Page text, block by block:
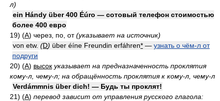
л)
ein Hándy über 400 Éúro — сотовый телефон стоимостью
более 400 евро
19) (A) через, по, от(указывает на источник)
von etw. (D) über éíne Freundin erfáhren* — узнать о чём-л от
подруги
20) (A) высок указывает на предназначенность проклятия
кому-л, чему-л; на обращённость проклятия к кому-л, чему-л
Verdámmnis über dich! — Будь ты проклят!
21) (A) перевод зависит от управления русского глагола: